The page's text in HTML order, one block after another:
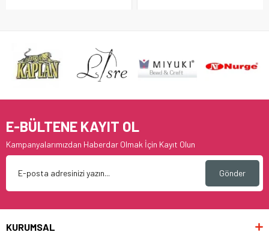
E-BÜLTENE KAYIT OL
Kampanyalarımızdan Haberdar Olmak İçin Kayıt Olun
Gönder
KURUMSAL